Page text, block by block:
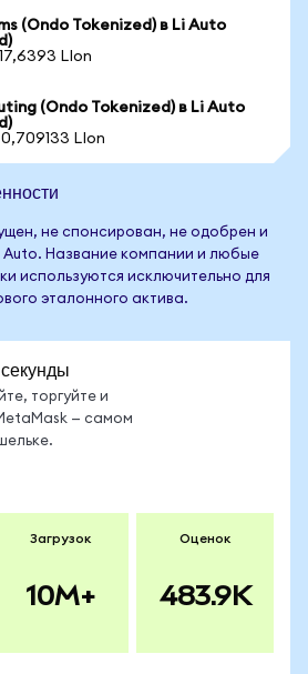
(Ondo Tokenized) в Li Auto
LIon
(Ondo Tokenized) в Li Auto
LIon
не спонсирован, не одобрен и
Название компании и любые
используются исключительно для
эталонного актива.
торгуйте и
— самом
Загрузок
10M+
Оценок
483.9K